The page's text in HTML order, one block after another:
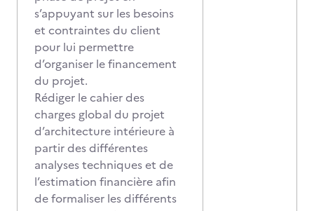
s’appuyant sur les besoins
et contraintes du client
pour lui permettre
d’organiser le financement
du projet.
Rédiger le cahier des
charges global du projet
d’architecture intérieure à
partir des différentes
analyses techniques et de
l’estimation financière afin
de formaliser les différents